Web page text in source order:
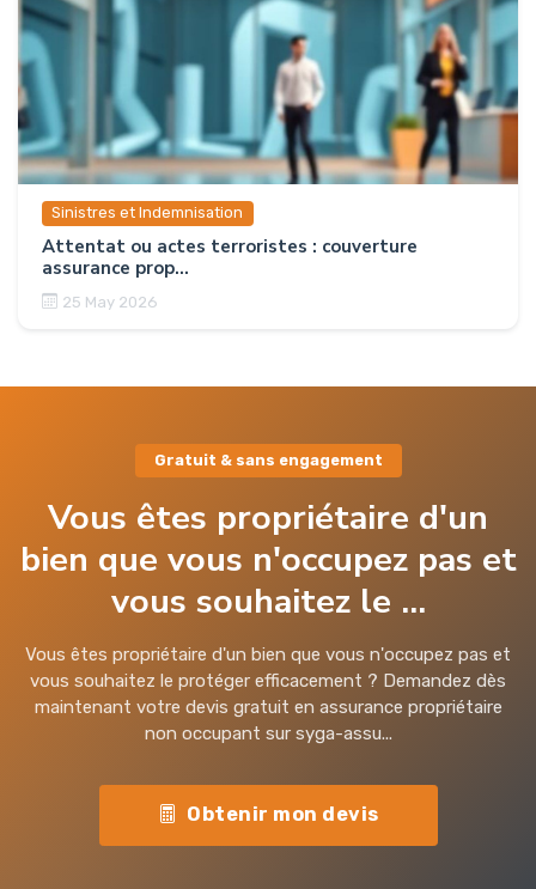
Sinistres et Indemnisation
Attentat ou actes terroristes : couverture
assurance prop...
25 May 2026
Gratuit & sans engagement
Vous êtes propriétaire d'un
bien que vous n'occupez pas et
vous souhaitez le ...
Vous êtes propriétaire d'un bien que vous n'occupez pas et
vous souhaitez le protéger efficacement ? Demandez dès
maintenant votre devis gratuit en assurance propriétaire
non occupant sur syga-assu...
Obtenir mon devis